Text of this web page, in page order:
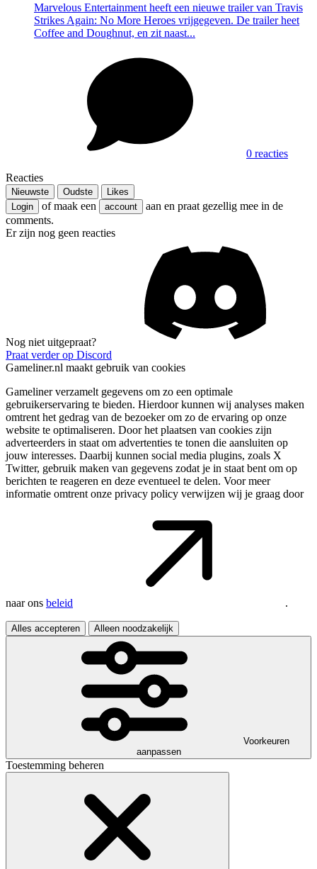
Marvelous Entertainment heeft een nieuwe trailer van Travis
Strikes Again: No More Heroes vrijgegeven. De trailer heet
Coffee and Doughnut, en zit naast...
0 reacties
Reacties
Nieuwste Oudste
Likes
Login
of maak een account
aan en praat gezellig mee in de
comments.
Er zijn nog geen reacties
Nog niet uitgepraat?
Praat verder op Discord
Gameliner.nl maakt gebruik van cookies
Gameliner verzamelt gegevens om zo een optimale
gebruikerservaring te bieden. Hierdoor kunnen wij analyses maken
omtrent het gedrag van de bezoeker om zo de ervaring op onze
website te optimaliseren. Door het plaatsen van cookies zijn
adverteerders in staat om advertenties te tonen die aansluiten op
jouw interesses. Daarbij kunnen social media plugins, zoals X
Twitter, gebruik maken van gegevens zodat je in staat bent om op
berichten te reageren en deze eventueel te delen. Voor meer
informatie omtrent onze privacy policy verwijzen wij je graag door
naar ons beleid .
Alles accepteren Alleen noodzakelijk
Voorkeuren
aanpassen
Toestemming beheren